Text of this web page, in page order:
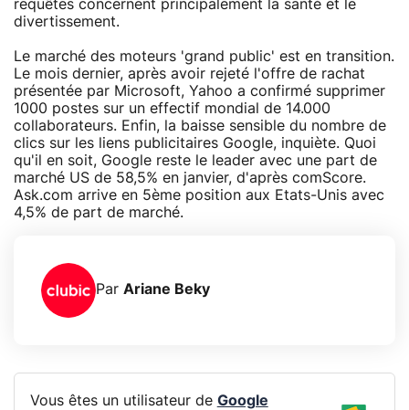
requêtes concernent principalement la santé et le
divertissement.
Le marché des moteurs 'grand public' est en transition.
Le mois dernier, après avoir rejeté l'offre de rachat
présentée par Microsoft, Yahoo a confirmé supprimer
1000 postes sur un effectif mondial de 14.000
collaborateurs. Enfin, la baisse sensible du nombre de
clics sur les liens publicitaires Google, inquiète. Quoi
qu'il en soit, Google reste le leader avec une part de
marché US de 58,5% en janvier, d'après comScore.
Ask.com arrive en 5ème position aux Etats-Unis avec
4,5% de part de marché.
Par Ariane Beky
Vous êtes un utilisateur de Google